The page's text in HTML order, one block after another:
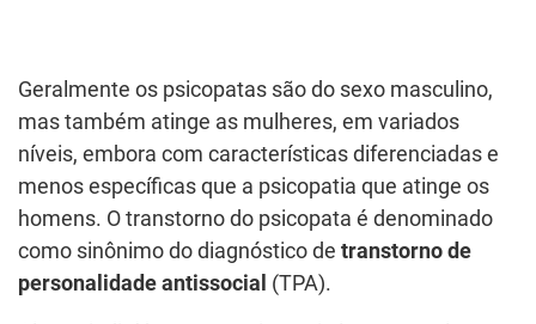
Geralmente os psicopatas são do sexo masculino,
mas também atinge as mulheres, em variados
níveis, embora com características diferenciadas e
menos específicas que a psicopatia que atinge os
homens. O transtorno do psicopata é denominado
como sinônimo do diagnóstico de transtorno de
personalidade antissocial (TPA).